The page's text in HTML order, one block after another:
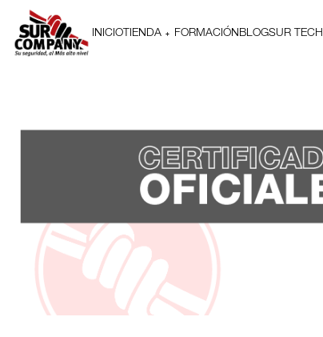
INICIO TIENDA FORMACIÓNBLOGSUR TECH